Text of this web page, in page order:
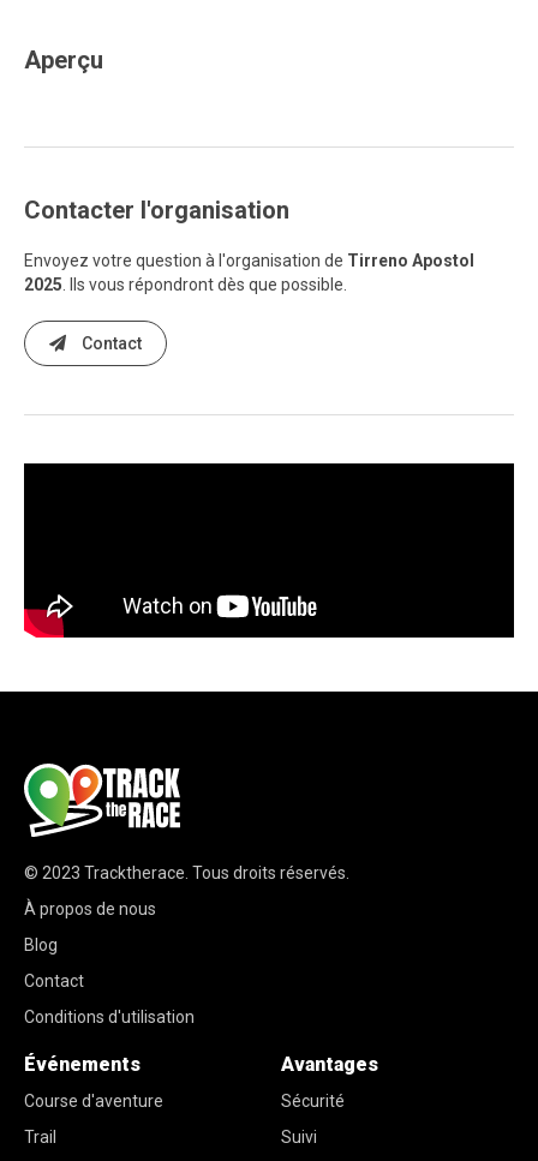
Aperçu
Contacter l'organisation
Envoyez votre question à l'organisation de Tirreno Apostol
2025 . Ils vous répondront dès que possible.
Contact
© 2023 Tracktherace Tous droits réservés.
À propos de nous
Blog
Contact
Conditions d'utilisation
Événements
Course d'aventure
Trail
Avantages
Sécurité
Suivi